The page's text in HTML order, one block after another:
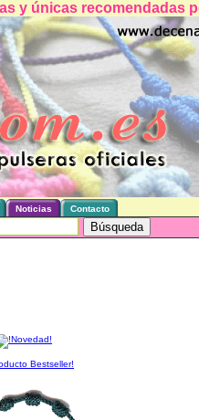
y únicas recomendadas
Noticias
Contacto